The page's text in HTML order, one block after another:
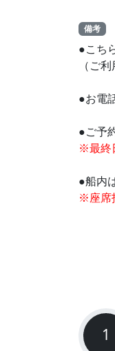
備考
●こち
（ご
●お電
●ご予
※最終
●船内
※座席
1